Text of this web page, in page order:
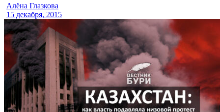
Алёна Глазкова
15 декабря, 2015